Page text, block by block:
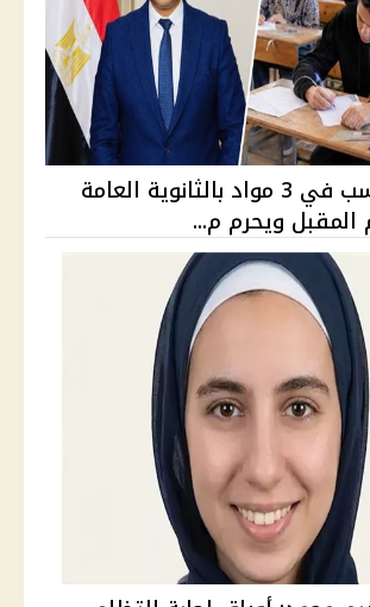
التعليم: الراسب في 3 مواد بالثانوية العامة
المقبل ويحرم م...